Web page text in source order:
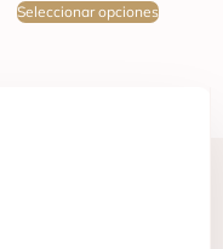
Seleccionar opciones